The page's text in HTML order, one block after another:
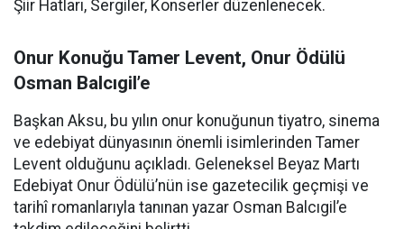
Şiir Hatları, Sergiler, Konserler düzenlenecek.
Onur Konuğu Tamer Levent, Onur Ödülü
Osman Balcıgil’e
Başkan Aksu, bu yılın onur konuğunun tiyatro, sinema
ve edebiyat dünyasının önemli isimlerinden Tamer
Levent olduğunu açıkladı. Geleneksel Beyaz Martı
Edebiyat Onur Ödülü’nün ise gazetecilik geçmişi ve
tarihî romanlarıyla tanınan yazar Osman Balcıgil’e